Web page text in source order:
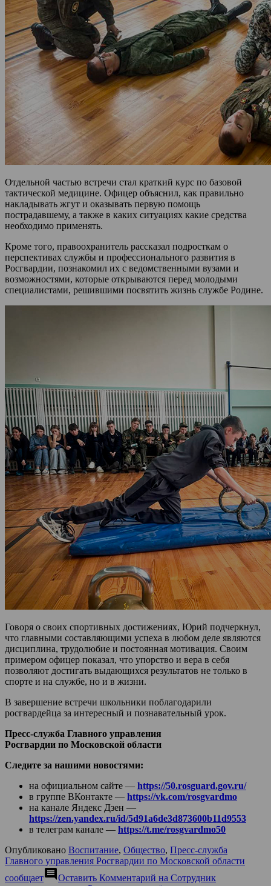
Отдельной частью встречи стал краткий курс по базовой
тактической медицине. Офицер объяснил, как правильно
накладывать жгут и оказывать первую помощь
пострадавшему, а также в каких ситуациях какие средства
необходимо применять.
Кроме того, правоохранитель рассказал подросткам о
перспективах службы и профессионального развития в
Росгвардии, познакомил их с ведомственными вузами и
возможностями, которые открываются перед молодыми
специалистами, решившими посвятить жизнь службе Родине.
Говоря о своих спортивных достижениях, Юрий подчеркнул,
что главными составляющими успеха в любом деле являются
дисциплина, трудолюбие и постоянная мотивация. Своим
примером офицер показал, что упорство и вера в себя
позволяют достигать выдающихся результатов не только в
спорте и на службе, но и в жизни.
В завершение встречи школьники поблагодарили
росгвардейца за интересный и познавательный урок.
Пресс-служба Главного управления
Росгвардии по Московской области
Следите за нашими новостями:
на официальном сайте — https://50.rosguard.gov.ru/
в группе ВКонтакте — https://vk.com/rosgvardmo
на канале Яндекс Дзен —
https://zen.yandex.ru/id/5d91a6de3d873600b11d9553
в телеграм канале — https://t.me/rosgvardmo50
Опубликовано Воспитание, Общество, Пресс-служба
Главного управления Росгвардии по Московской области
сообщаетcomment Оставить Комментарий на Сотрудник